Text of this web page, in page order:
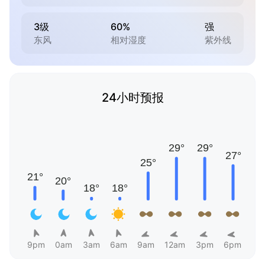
3级
东风
60%
相对湿度
强
紫外线
24小时预报
9pm 0am 3am 6am 9am 12am 3pm 6pm